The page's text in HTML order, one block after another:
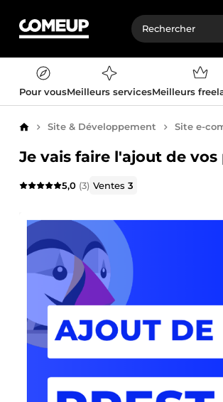
Pour vousMeilleurs servicesMeilleurs
AccueilSite & Développement Site e-
Je vais faire l'ajout de
5,0 (3) Ventes3